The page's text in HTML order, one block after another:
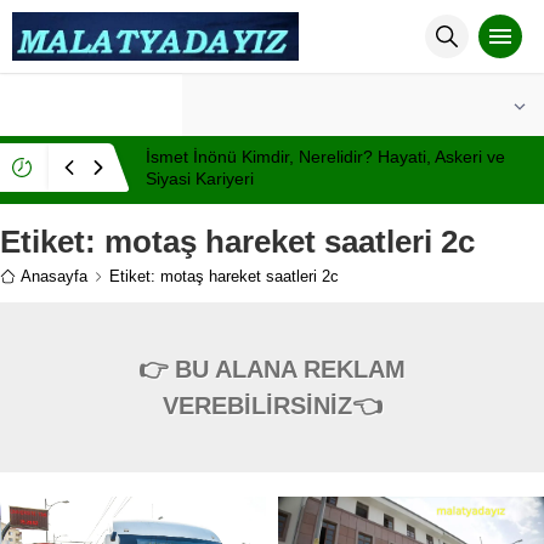
İsmet İnönü Kimdir, Nerelidir? Hayati, Askeri ve
Siyasi Kariyeri
Etiket: motaş hareket saatleri 2c
Anasayfa Etiket: motaş hareket saatleri 2c
👉 BU ALANA REKLAM
VEREBİLİRSİNİZ👈